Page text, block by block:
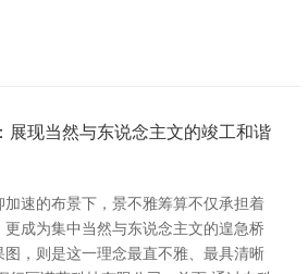
展现当然与东说念主文的竣工和谐
速的布景下，景不雅筹算不仅承担着
成为集中当然与东说念主文的遑急桥
，则是这一理念最直不雅、最具清晰